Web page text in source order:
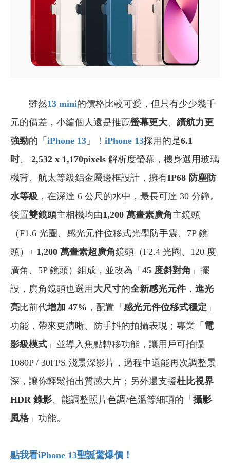
雖然13 mini的價格比較可愛，但只有少少幾千
元的價差，小編個人還是推薦螢幕更大、 續航力更
強勁的「 iPhone 13 」！ iPhone 13採用的是6.1
吋、 2,532 x 1,170pixels 解析度螢幕，機身選用玻璃
機背、航太等級鋁金屬邊框設計，擁有IP68 防塵防
水等級 ，在深達 6 公尺的水中，最長可達 30 分鐘。
後置雙鏡頭主相機均由1,200 萬畫素廣角主鏡頭
（F1.6 光圈、感光元件位移式光學防手震、7P 鏡
頭）+ 1,200 萬畫素超廣角鏡頭（F2.4 光圈、120 度
廣角、5P 鏡頭）組成，並改為「 45 度斜對角 」擺
設，廣角鏡頭也選用 大尺寸的全新感光元件， 進光
亮比前代增加 47% ，配置「 感光元件位移式穩定 」
功能，帶來更清晰、防手抖的拍攝表現；專業「 電
影級模式 」並導入焦點轉移功能，讓用戶可拍攝
1080P / 30FPS 淺景深影片，過程中還能再次調整景
深，讓你輕鬆拍出質感大片；另外還支援杜比視界
HDR 錄影、能調整照片色調/色溫等細項的「 攝影
風格」功能。
點我看iPhone 13聖誕驚爆價！